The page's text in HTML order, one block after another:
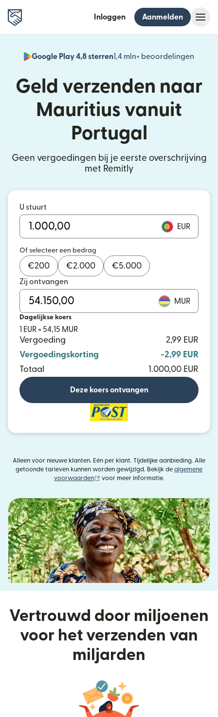
Inloggen Aanmelden
Google Play 4,8 sterren1,4 mln+ beoordelingen
Geld verzenden naar
Mauritius vanuit
Portugal
Geen vergoedingen bij je eerste overschrijving
met Remitly
U stuurt
EUR
Of selecteer een bedrag
€200 €2.000 €5.000
Zij ontvangen
MUR
Dagelijkse koers
1 EUR = 54,15 MUR
Vergoeding
2,99 EUR
Vergoedingskorting
-2,99 EUR
Totaal
1.000,00 EUR
Deze koers ontvangen
Alleen voor nieuwe klanten. Eén per klant. Tijdelijke aanbieding. Alle
getoonde tarieven kunnen worden gewijzigd. Bekijk de algemene
voorwaarden
(wordt geopend in een nieuw venster)
voor meer informatie.
Vertrouwd door miljoenen
voor het verzenden van
miljarden